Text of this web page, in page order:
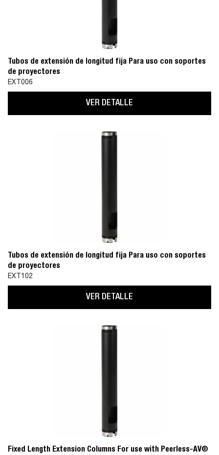
Tubos de extensión de longitud fija Para uso con soportes
de proyectores
EXT006
VER DETALLE
Tubos de extensión de longitud fija Para uso con soportes
de proyectores
EXT102
VER DETALLE
Fixed Length Extension Columns For use with Peerless-AV®